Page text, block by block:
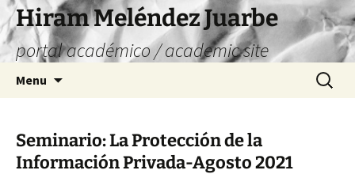
Skip
to
content
Hiram Meléndez Juarbe
portal académico / academic site
Menu
Search
for:
Seminario: La Protección de la
Información Privada-Agosto 2021